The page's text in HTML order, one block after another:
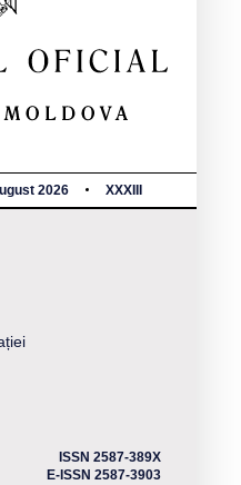
2026 XXXIII
ISSN 2587-389X
E-ISSN 2587-3903